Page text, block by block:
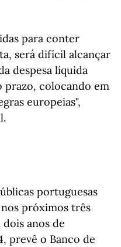
para conter
será difícil alcançar
despesa líquida
colocando em
europeias",
portuguesas
próximos três
anos de
prevê o Banco de